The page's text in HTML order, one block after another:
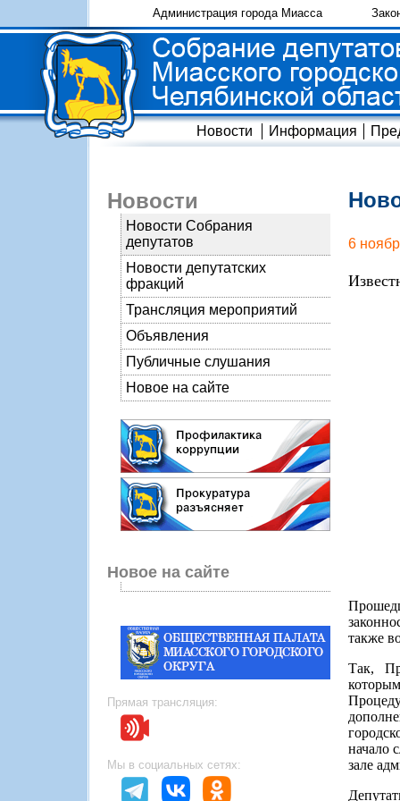
Администрация города Миасса
Новости Информация
Новости
Новости Собрания
депутатов
Новости депутатских
фракций
Трансляция мероприятий
Объявления
Публичные слушания
Новое на сайте
Новое на сайте
Прямая трансляция:
Мы в социальных сетях:
6
также
Так,
начало
зале